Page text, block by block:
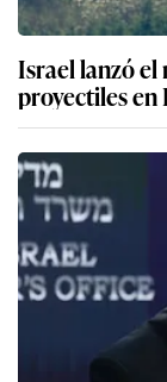
Israel lanzó
proyectiles en